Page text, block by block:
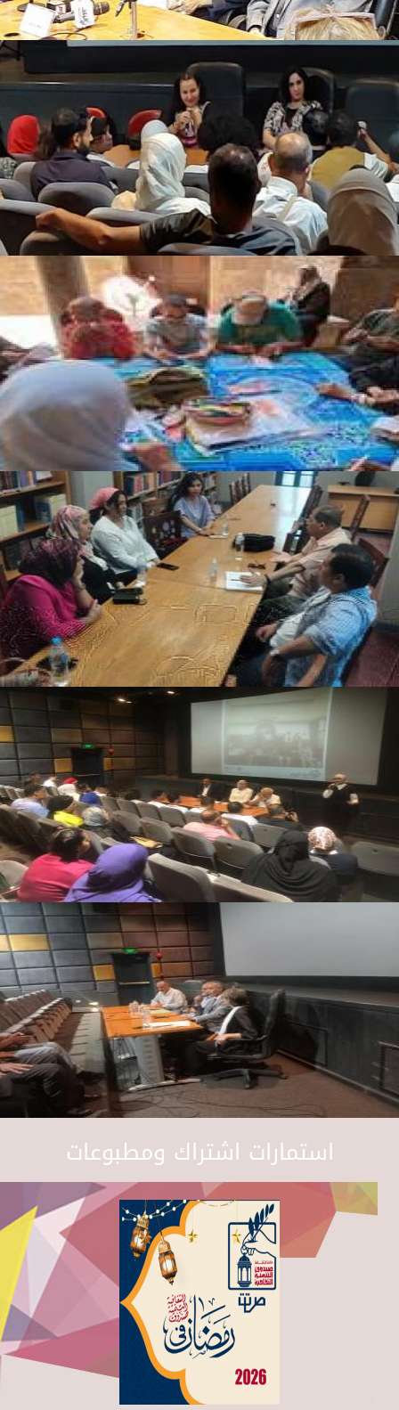
استمارات اشتراك ومطبوعات